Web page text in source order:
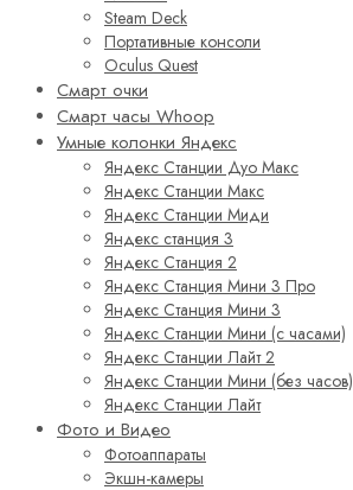
Steam Deck
Портативные консоли
Oculus Quest
Смарт очки
Смарт часы Whoop
Умные колонки Яндекс
Яндекс Станции Дуо Макс
Яндекс Станции Макс
Яндекс Станции Миди
Яндекс станция 3
Яндекс Станция 2
Яндекс Станция Мини 3 Про
Яндекс Станция Мини 3
Яндекс Станции Мини (с часами)
Яндекс Станции Лайт 2
Яндекс Станции Мини (без часов)
Яндекс Станции Лайт
Фото и Видео
Фотоаппараты
Экшн-камеры